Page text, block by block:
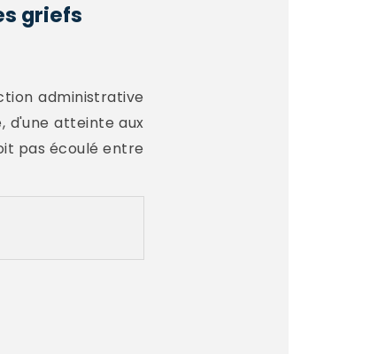
griefs
administrative
d'une atteinte aux
pas écoulé entre